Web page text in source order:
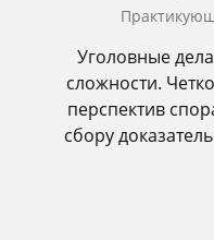
Уголовные
сложности.
перспектив
сбору